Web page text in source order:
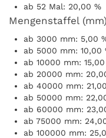
ab 52 Mal: 20,00 %
Mengenstaffel (mm)
ab 3000 mm: 5,00
ab 5000 mm: 10,00
ab 10000 mm:
ab 20000 mm:
ab 40000 mm:
ab 50000 mm:
ab 60000 mm:
ab 75000 mm:
ab 100000 mm: